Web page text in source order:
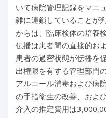
いて病院管理記録をマニ
雑に連鎖していることが
からは、臨床検体の培養
伝播は患者間の直接的お
患者の過密状態が伝播を
出権限を有する管理部門
アルコール消毒および病
の手指衛生の改善、およ
介入の推定費用は